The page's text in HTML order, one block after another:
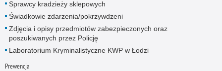
Sprawcy kradzieży sklepowych
Świadkowie zdarzenia/pokrzywdzeni
Zdjęcia i opisy przedmiotów zabezpieczonych oraz
poszukiwanych przez Policję
Laboratorium Kryminalistyczne KWP w Łodzi
Prewencja